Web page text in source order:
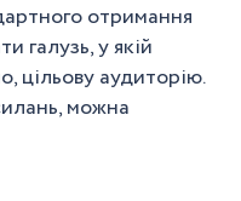
отримання
галузь, у якій
цільову аудиторію.
можна